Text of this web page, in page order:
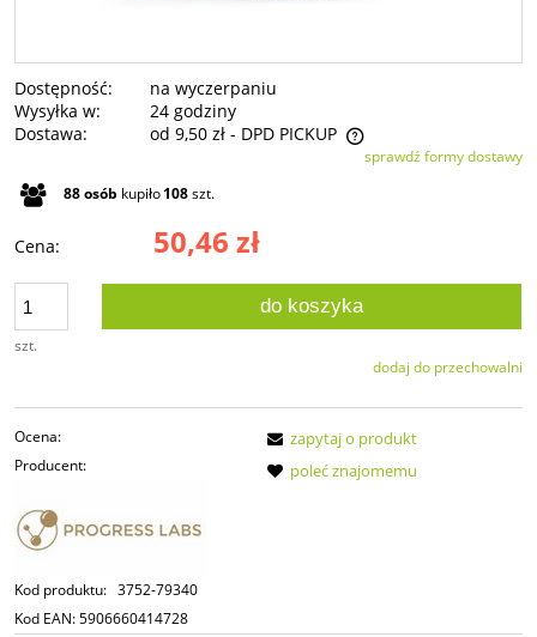
Dostępność:
na wyczerpaniu
Wysyłka w:
24 godziny
Dostawa:
od 9,50 zł - DPD PICKUP
Cena nie zawiera ewentualnych kosztów płatnościsprawdź formy dostawy
88osób kupiło108szt.
Cena: 50,46 zł
szt.
do koszyka
dodaj do przechowalni
Ocena:
Producent:
Kod produktu: 3752-79340
Kod EAN:5906660414728
zapytaj o produkt
poleć znajomemu